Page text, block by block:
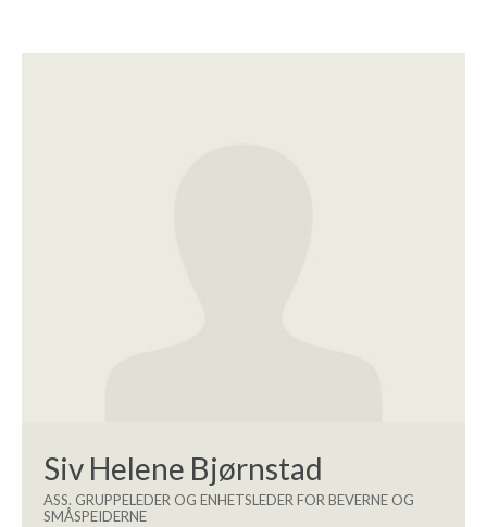
Siv Helene Bjørnstad
ASS. GRUPPELEDER OG ENHETSLEDER FOR BEVERNE OG
SMÅSPEIDERNE